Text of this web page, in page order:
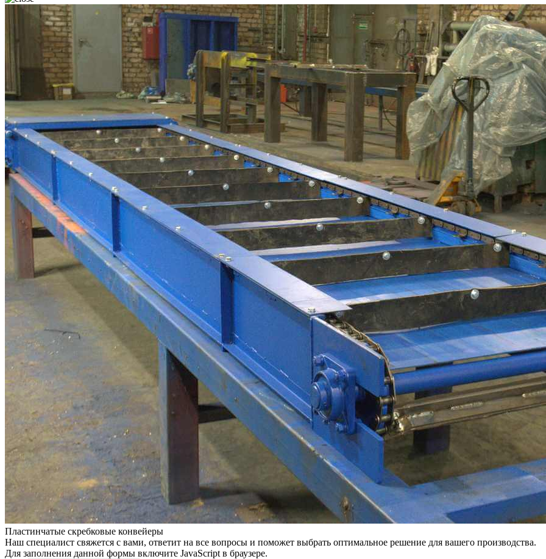
Пластинчатые скребковые конвейеры
Наш специалист свяжется с вами, ответит на все вопросы и поможет выбрать оптимальное решение для вашего производства.
Для заполнения данной формы включите JavaScript в браузере.